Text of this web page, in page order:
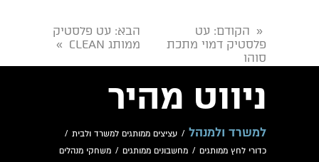
« הקודם: עט
פלסטיק דמוי מתכת
סוהו
הבא: עט פלסטיק
ממותג CLEAN
»
ניווט מהיר
למשרד ולמנהל / עציצים ממותגים למשרד ולבית /
כדורי לחץ ממותגים / מחשבונים ממותגים / משחקי מנהלים